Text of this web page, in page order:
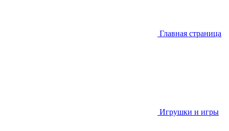
Главная страница
Игрушки и игры